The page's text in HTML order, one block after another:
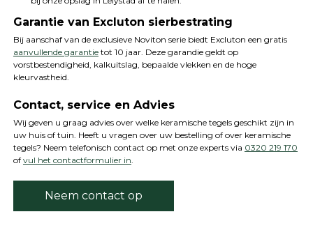
Garantie van Excluton sierbestrating
Bij aanschaf van de exclusieve Noviton serie biedt Excluton een gratis
aanvullende garantietot 10 jaar. Deze garandie geldt op
vorstbestendigheid, kalkuitslag, bepaalde vlekken en de hoge
kleurvastheid.
Contact, service en Advies
Wij geven u graag advies over welke keramische tegels geschikt zijn in
uw huis of tuin. Heeft u vragen over uw bestelling of over keramische
tegels? Neem telefonisch contact op met onze experts via 0320 219 170
of vul het contactformulier in.
Neem contact op